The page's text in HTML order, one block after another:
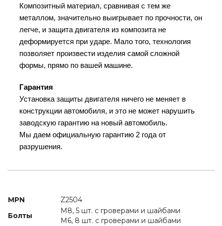
Композитный материал, сравнивая с тем же
металлом, значительно выигрывает по прочности, он
легче, и защита двигателя из композита не
деформируется при ударе. Мало того, технология
позволяет произвести изделия самой сложной
формы, прямо по вашей машине.
Гарантия
Установка защиты двигателя ничего не меняет в
конструкции автомобиля, и это не может нарушить
заводскую гарантию на новый автомобиль.
Мы даем официальную гарантию 2 года от
разрушения.
MPN
Z2504
Болты
M8, 5 шт. с гроверами и шайбами
M6, 8 шт. с гроверами и шайбами